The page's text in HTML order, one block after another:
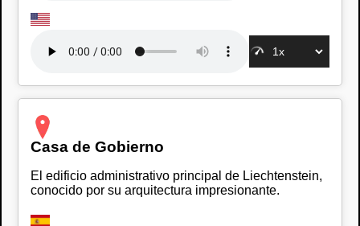
Casa de Gobierno
El edificio administrativo principal de Liechtenstein,
conocido por su arquitectura impresionante.